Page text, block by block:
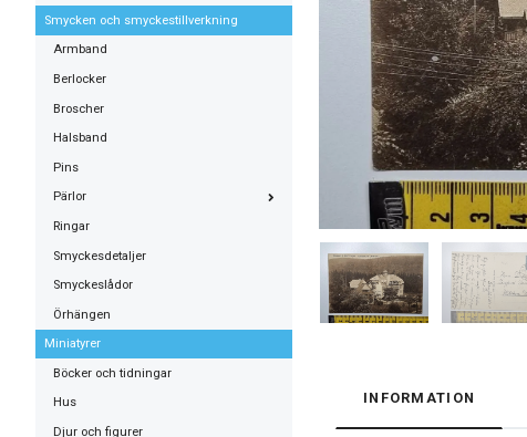
Smycken och smyckestillverkning
Armband
Berlocker
Broscher
Halsband
Pins
Pärlor
Ringar
Smyckesdetaljer
Smyckeslådor
Örhängen
Miniatyrer
Böcker och tidningar
Hus
Djur och figurer
INFORMATION